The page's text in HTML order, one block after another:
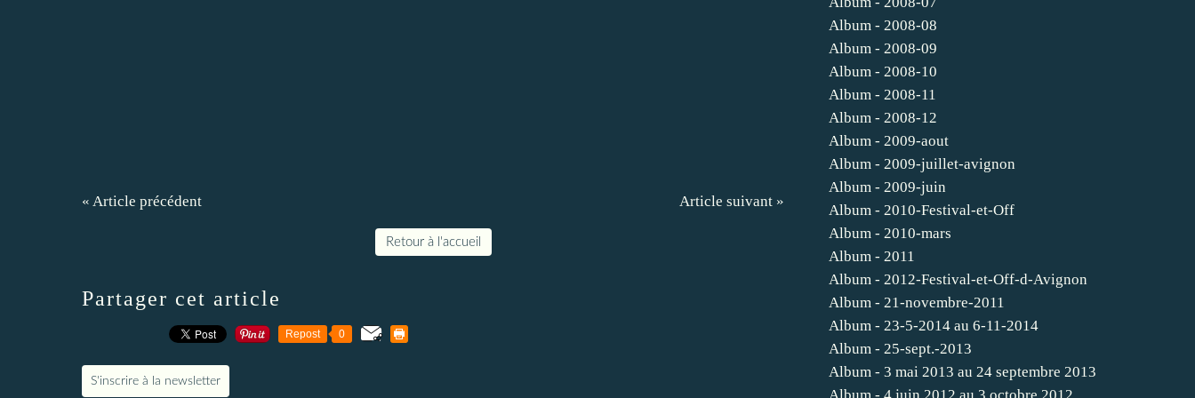
« Article précédent Article suivant »
Retour à l'accueil
Partager cet article
Repost 0
S'inscrire à la newsletter
Album - 2008-08
Album - 2008-09
Album - 2008-10
Album - 2008-11
Album - 2008-12
Album - 2009-aout
Album - 2009-juillet-avignon
Album - 2009-juin
Album - 2010-Festival-et-Off
Album - 2010-mars
Album - 2011
Album - 2012-Festival-et-Off-d-Avignon
Album - 21-novembre-2011
Album - 23-5-2014 au 6-11-2014
Album - 25-sept.-2013
Album - 3 mai 2013 au 24 septembre 2013